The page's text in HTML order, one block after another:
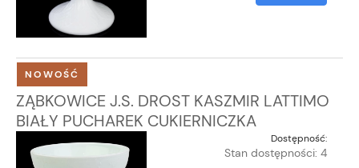
ZĄBKOWICE J.S. DROST KASZMIR LATTIMO
BIAŁY PUCHAREK CUKIERNICZKA
Dostępność:
Stan dostępności: 4
NOWOŚĆ